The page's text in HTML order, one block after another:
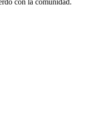
con la comunidad.